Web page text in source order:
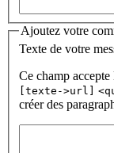
Ajoutez votre
Texte de votre
Ce champ
[texte->url]
créer des